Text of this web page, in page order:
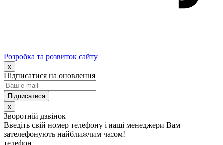
Розробка та розвиток сайту
x
Підписатися на оновлення
x
Зворотній дзвінок
Введіть свій номер телефону і наші менеджери Вам
зателефонують найближчим часом!
телефон